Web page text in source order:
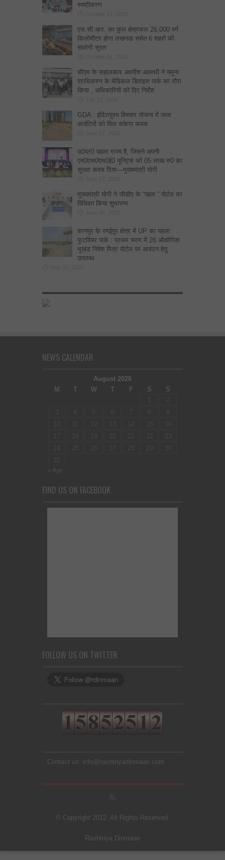
स्पष्टीकरण
एस.सी.आर. का कुल क्षेत्रफल 26,000 वर्ग
किलोमीटर होगा लखनऊ समेत 6 शहरों की
संवरेगी सूरत
सीएम के सहालकार अवनीश अवस्थी ने यमुना
प्राधिकरण के मेडिकल डिवाइस पार्क का दौरा
किया , अधिकारियों को दिए निर्देश
GDA : इंदिरापुरम विस्तार योजना में जल्द
आवंटियों को मिल सकेगा कब्जा
उ0प्र0 पहला राज्य है, जिसने अपनी
एम0एस0एम0ई0 यूनिट्स को 05 लाख रु0 का
सुरक्षा कवच दिया—मुख्यमंत्री योगी
मुख्यमंत्री योगी ने जीडीए के “पहल ” पोर्टल का
विधिवत किया शुभारम्भ
कानपुर के रमईपुर क्षेत्र में UP का पहला
फुटवियर पार्क : प्रथम चरण में 26 औद्योगिक
भूखंड निवेश मित्र पोर्टल पर आवंटन हेतु
उपलब्ध
NEWS CALENDAR
August 2026
M
T W T F S
S
2
3
5 7 8
12 13 15
17
18 20 21 22
23
24
25 26 27 28 29
30
31
« Apr
FIND US ON FACEBOOK
FOLLOW US ON TWITTER
Contact us: info@rashtriyadinmaan.com
© Copyright 2012. All Rights Reserved.
Rashtriya Dinmaan